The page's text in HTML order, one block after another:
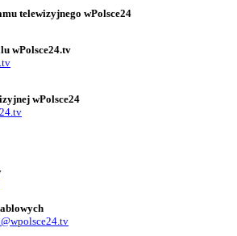
telewizyjnego wPolsce24
wPolsce24.tv
wPolsce24